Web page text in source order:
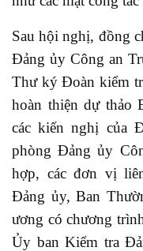
Sau hội nghị, đồng
Đảng ủy Công an
Thư ký Đoàn kiểm
hoàn thiện dự thảo
các kiến nghị của
phòng Đảng ủy
hợp, các đơn vị
Đảng ủy, Ban
ương có chương
Ủy ban Kiểm tra